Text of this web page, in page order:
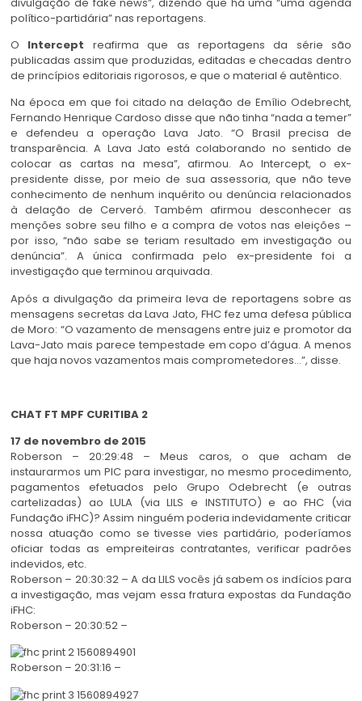
político-partidária” nas reportagens.
O Intercept reafirma que as reportagens da série são
publicadas assim que produzidas, editadas e checadas dentro
de princípios editoriais rigorosos, e que o material é autêntico.
Na época em que foi citado na delação de Emílio Odebrecht,
Fernando Henrique Cardoso disse que não tinha “nada a temer”
e defendeu a operação Lava Jato. “O Brasil precisa de
transparência. A Lava Jato está colaborando no sentido de
colocar as cartas na mesa”, afirmou. Ao Intercept, o ex-
presidente disse, por meio de sua assessoria, que não teve
conhecimento de nenhum inquérito ou denúncia relacionados
à delação de Cerveró. Também afirmou desconhecer as
menções sobre seu filho e a compra de votos nas eleições –
por isso, “não sabe se teriam resultado em investigação ou
denúncia”. A única confirmada pelo ex-presidente foi a
investigação que terminou arquivada.
Após a divulgação da primeira leva de reportagens sobre as
mensagens secretas da Lava Jato, FHC fez uma defesa pública
de Moro: “O vazamento de mensagens entre juiz e promotor da
Lava-Jato mais parece tempestade em copo d’água. A menos
que haja novos vazamentos mais comprometedores…”, disse.
CHAT FT MPF CURITIBA 2
17 de novembro de 2015
Roberson – 20:29:48 – Meus caros, o que acham de
instaurarmos um PIC para investigar, no mesmo procedimento,
pagamentos efetuados pelo Grupo Odebrecht (e outras
cartelizadas) ao LULA (via LILS e INSTITUTO) e ao FHC (via
Fundação iFHC)? Assim ninguém poderia indevidamente criticar
nossa atuação como se tivesse vies partidário, poderíamos
oficiar todas as empreiteiras contratantes, verificar padrões
indevidos, etc.
Roberson – 20:30:32 – A da LILS vocês já sabem os indícios para
a investigação, mas vejam essa fratura expostas da Fundação
iFHC:
Roberson – 20:30:52 –
Roberson – 20:31:16 –